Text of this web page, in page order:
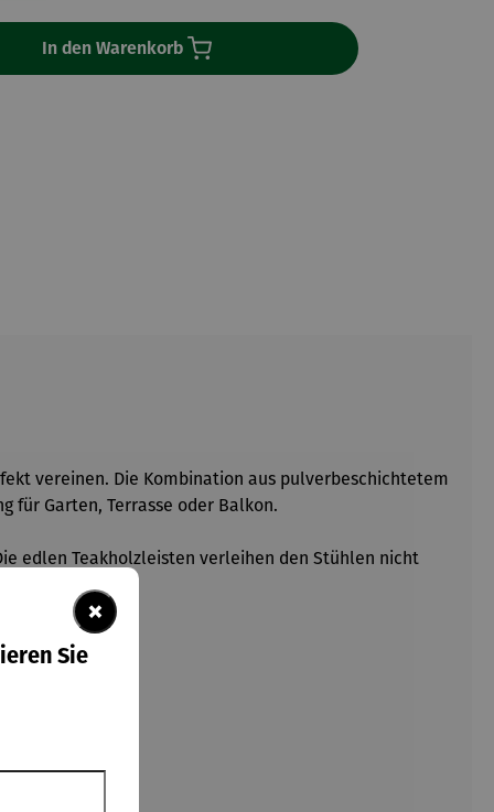
In den Warenkorb
vereinen. Die Kombination aus pulverbeschichtetem
für Garten, Terrasse oder Balkon.
edlen Teakholzleisten verleihen den Stühlen nicht
×
Sie